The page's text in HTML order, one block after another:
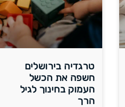
טרגדיה בירושלים
חשפה את הכשל
העמוק בחינוך לגיל
הרך